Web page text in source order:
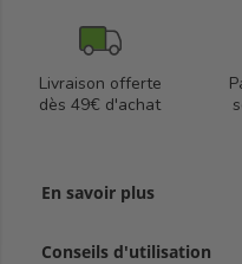
Livraison offerte
dès 49€ d'achat
En savoir plus
Conseils d'utilisation